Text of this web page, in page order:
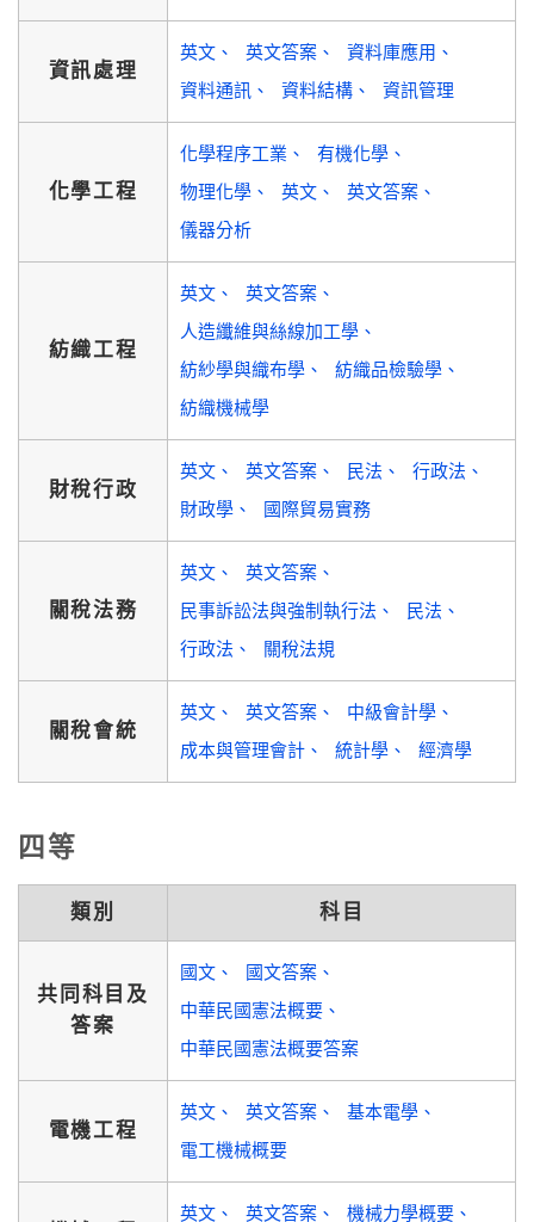
資訊處理
英文 英文答案
資料庫應用
資料通訊
資料結構 資訊管理
化學工程
化學程序工業
有機化學
物理化學
英文
英文答案
儀器分析
紡織工程
英文
英文答案
人造纖維與絲線加工學
紡紗學與織布學
紡織品檢驗學
紡織機械學
財稅行政
英文 英文答案 民法
行政法
財政學
國際貿易實務
關稅法務
英文
英文答案
民事訴訟法與強制執行法
民法
行政法
關稅法規
關稅會統
英文 英文答案
中級會計學
成本與管理會計
統計學 經濟學
四等
類別 科目
共同科目及
答案
國文
國文答案
中華民國憲法概要
中華民國憲法概要答案
電機工程
英文 英文答案
基本電學
電工機械概要
英文 英文答案 機械力學概要